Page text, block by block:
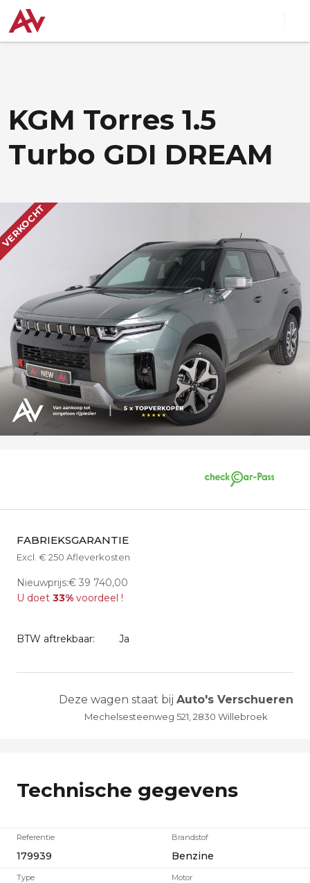
KGM Torres 1.5
Turbo GDI DREAM
VERKOCHT
FABRIEKSGARANTIE
Excl. € 250 Afleverkosten
Nieuwprijs:€ 39 740,00
U doet 33% voordeel !
BTW aftrekbaar: Ja
Deze wagen staat bij Auto's Verschueren
Mechelsesteenweg 521, 2830 Willebroek
Technische gegevens
Referentie
179939
Type
Brandstof
Benzine
Motor